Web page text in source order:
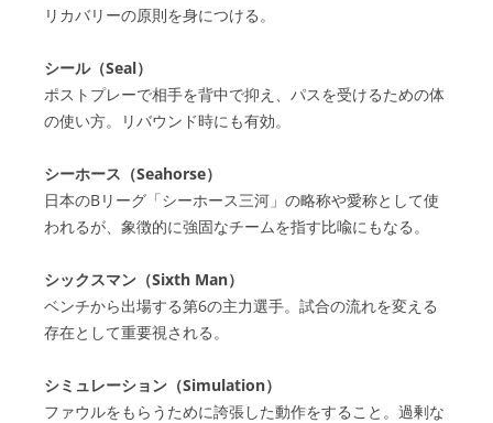
リカバリーの原則を身につける。
シール（Seal）
ポストプレーで相手を背中で抑え、パスを受けるための体
の使い方。リバウンド時にも有効。
シーホース（Seahorse）
日本のBリーグ「シーホース三河」の略称や愛称として使
われるが、象徴的に強固なチームを指す比喩にもなる。
シックスマン（Sixth Man）
ベンチから出場する第6の主力選手。試合の流れを変える
存在として重要視される。
シミュレーション（Simulation）
ファウルをもらうために誇張した動作をすること。過剰な